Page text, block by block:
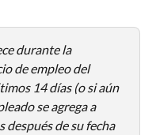
durante la
de empleo del
14 días (o si aún
se agrega a
después de su fecha